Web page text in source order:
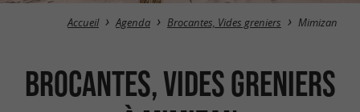
Accueil Agenda Brocantes, Vides greniers Mimizan
Brocantes, Vides greniers